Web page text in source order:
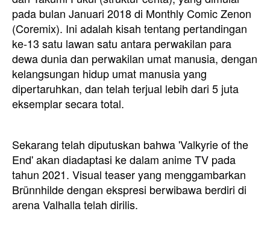
pada bulan Januari 2018 di Monthly Comic Zenon
(Coremix). Ini adalah kisah tentang pertandingan
ke-13 satu lawan satu antara perwakilan para
dewa dunia dan perwakilan umat manusia, dengan
kelangsungan hidup umat manusia yang
dipertaruhkan, dan telah terjual lebih dari 5 juta
eksemplar secara total.
Sekarang telah diputuskan bahwa 'Valkyrie of the
End' akan diadaptasi ke dalam anime TV pada
tahun 2021. Visual teaser yang menggambarkan
Brünnhilde dengan ekspresi berwibawa berdiri di
arena Valhalla telah dirilis.